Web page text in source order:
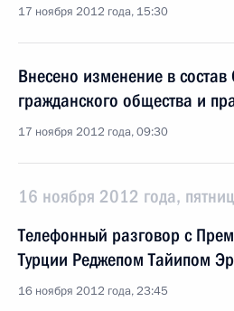
17 ноября 2012 года, 15:30
Внесено изменение в
гражданского общества и
17 ноября 2012 года, 09:30
16 ноября 2012 года,
Телефонный разговор с
Турции Реджепом Тайипом
16 ноября 2012 года, 23:45